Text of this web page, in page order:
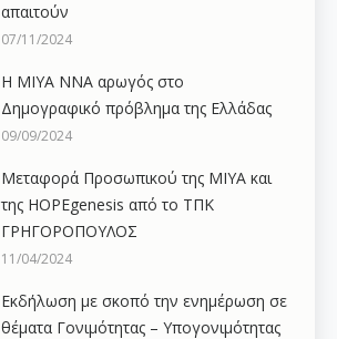
απαιτούν
07/11/2024
H ΜΙΥΑ ΝΝΑ αρωγός στο
Δημογραφικό πρόβλημα της Ελλάδας
09/09/2024
Μεταφορά Προσωπικού της ΜΙΥΑ και
της HOPEgenesis από το ΤΠΚ
ΓΡΗΓΟΡΟΠΟΥΛΟΣ
11/04/2024
Εκδήλωση με σκοπό την ενημέρωση σε
θέματα Γονιμότητας – Υπογονιμότητας